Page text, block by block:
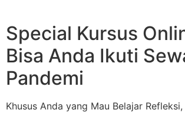
Special Kursus
Bisa Anda Ikuti
Pandemi
Khusus Anda yang Mau Belajar Refleksi,